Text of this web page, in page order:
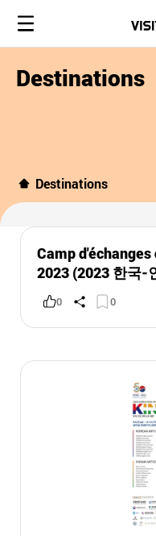
Destinations
Destinations
Camp
2023 (2023 한국-
0 0